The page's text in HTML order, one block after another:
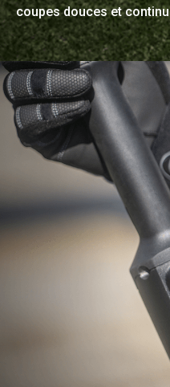
coupes douces et